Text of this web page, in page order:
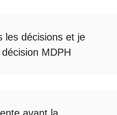
les décisions et je
MDPH